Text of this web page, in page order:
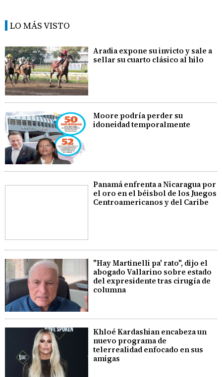
LO MÁS VISTO
Aradia expone su invicto y sale a
sellar su cuarto clásico al hilo
Moore podría perder su
idoneidad temporalmente
Panamá enfrenta a Nicaragua por
el oro en el béisbol de los Juegos
Centroamericanos y del Caribe
"Hay Martinelli pa' rato", dijo el
abogado Vallarino sobre estado
del expresidente tras cirugía de
columna
Khloé Kardashian encabeza un
nuevo programa de
telerrealidad enfocado en sus
amigas